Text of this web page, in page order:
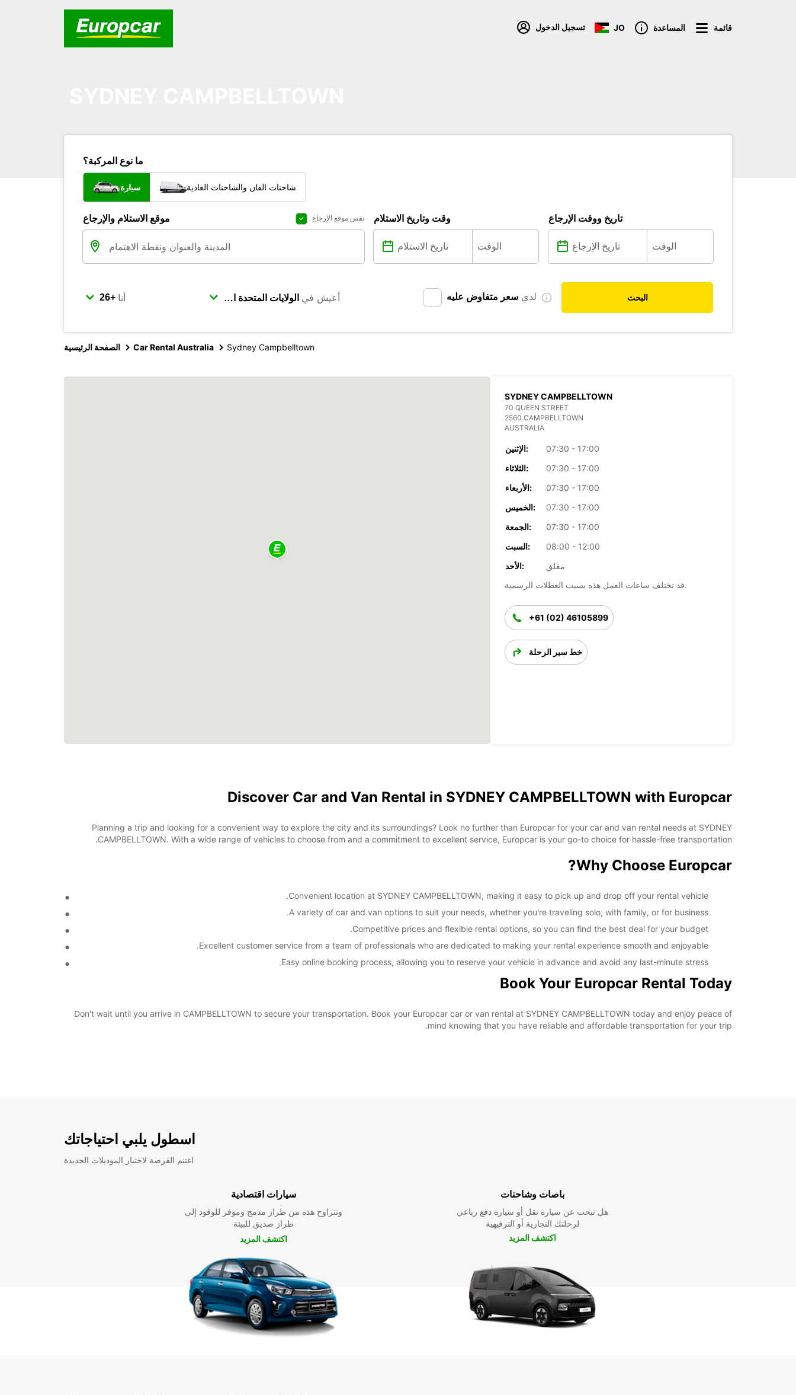
تسجيل الدخول JO المساعدة قائمة
ما نوع المركبة؟
سيارة شاحنات الفان والشاحنات العادية
موقع الاستلام والإرجاع نفس موقع الإرجاع وقت وتاريخ الاستلام تاريخ ووقت الإرجاع
أنا أعيش في لدي سعر متفاوض عليه البحث
الصفحة الرئيسية Car Rental Australia Sydney Campbelltown
SYDNEY CAMPBELLTOWN
70 QUEEN STREET
2560 CAMPBELLTOWN
AUSTRALIA
الإثنين:
07:30 - 17:00
الثلاثاء:
07:30 - 17:00
الأربعاء:
07:30 - 17:00
الخميس:
07:30 - 17:00
الجمعة:
07:30 - 17:00
السبت:
08:00 - 12:00
الأحد:
مغلق
قد تختلف ساعات العمل هذه بسبب العطلات الرسمية.
+61 (02) 46105899
خط سير الرحلة
Discover Car and Van Rental in SYDNEY CAMPBELLTOWN with Europcar
Planning a trip and looking for a convenient way to explore the city and its surroundings? Look no further than Europcar for your car and van rental needs at SYDNEY
CAMPBELLTOWN. With a wide range of vehicles to choose from and a commitment to excellent service, Europcar is your go-to choice for hassle-free transportation.
Why Choose Europcar?
Convenient location at SYDNEY CAMPBELLTOWN, making it easy to pick up and drop off your rental vehicle.
A variety of car and van options to suit your needs, whether you're traveling solo, with family, or for business.
Competitive prices and flexible rental options, so you can find the best deal for your budget.
Excellent customer service from a team of professionals who are dedicated to making your rental experience smooth and enjoyable.
Easy online booking process, allowing you to reserve your vehicle in advance and avoid any last-minute stress.
Book Your Europcar Rental Today
Don't wait until you arrive in CAMPBELLTOWN to secure your transportation. Book your Europcar car or van rental at SYDNEY CAMPBELLTOWN today and enjoy peace of
mind knowing that you have reliable and affordable transportation for your trip.
اسطول يلبي احتياجاتك
اغتنم الفرصة لاختبار الموديلات الجديدة
سيارات اقتصادية
وتتراوح هذه من طراز مدمج وموفر للوقود إلى
طراز صديق للبيئة
اكتشف المزيد
باصات وشاحنات
هل تبحث عن سيارة نقل أو سيارة دفع رباعي
لرحلتك التجارية أو الترفيهية
اكتشف المزيد